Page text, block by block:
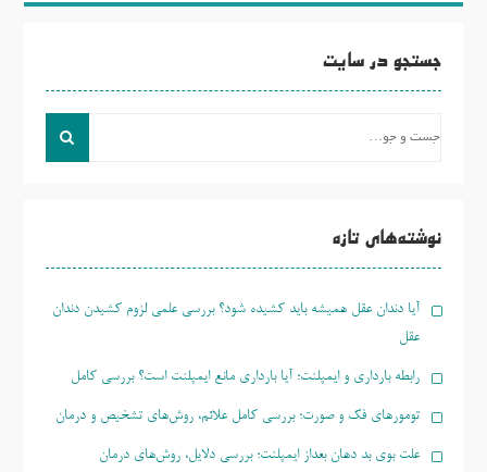
جستجو در سایت
نوشته‌های تازه
آیا دندان عقل همیشه باید کشیده شود؟ بررسی علمی لزوم کشیدن دندان
عقل
رابطه بارداری و ایمپلنت؛ آیا بارداری مانع ایمپلنت است؟ بررسی کامل
تومورهای فک و صورت؛ بررسی کامل علائم، روش‌های تشخیص و درمان
علت بوی بد دهان بعداز ایمپلنت؛ بررسی دلایل، روش‌های درمان